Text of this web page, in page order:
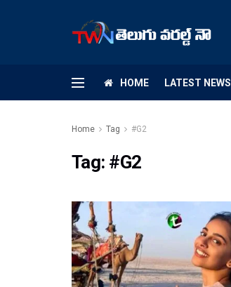
HOME LATEST NEWS
Home Tag #G2
Tag: #G2